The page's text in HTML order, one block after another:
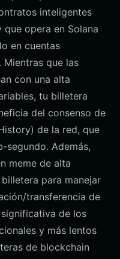
inteligentes
opera en Solana
en cuentas
que las
con una alta
tu billetera
del consenso de
de la red, que
segundo. Además,
meme de alta
para manejar
transferencia de
de los
y más lentos
de blockchain